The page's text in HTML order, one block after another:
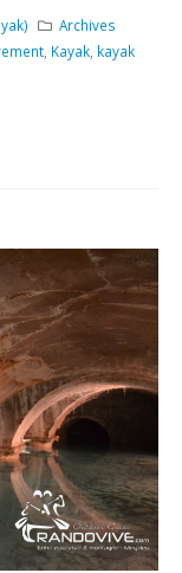
Archives
, Kayak, kayak